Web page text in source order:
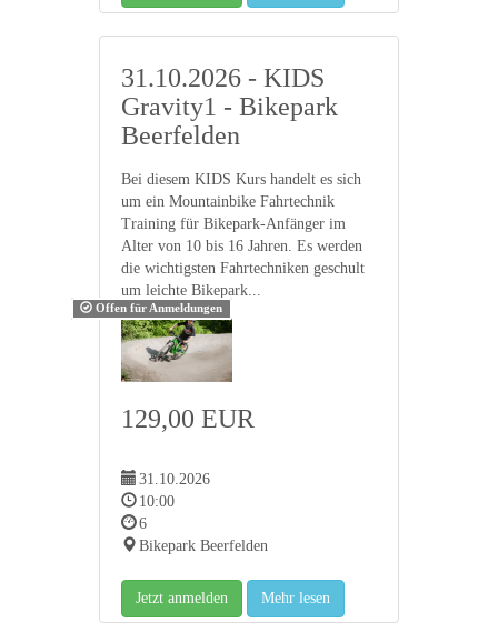
31.10.2026 - KIDS
Gravity1 - Bikepark
Beerfelden
Bei diesem KIDS Kurs handelt es sich
um ein Mountainbike Fahrtechnik
Training für Bikepark-Anfänger im
Alter von 10 bis 16 Jahren. Es werden
die wichtigsten Fahrtechniken geschult
um leichte Bikepark...
Offen für Anmeldungen
129,00 EUR
31.10.2026
10:00
6
Bikepark Beerfelden
Jetzt anmelden Mehr lesen